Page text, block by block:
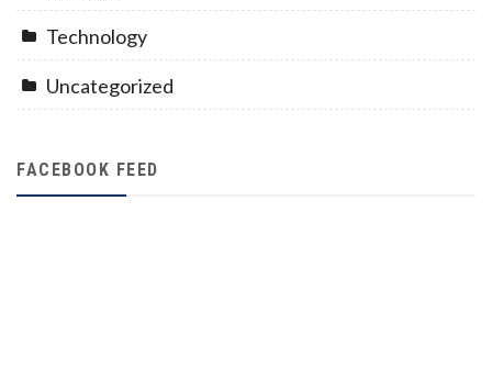
Technology
Uncategorized
FACEBOOK FEED